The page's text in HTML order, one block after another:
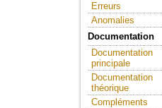
Erreurs
Anomalies
Documentation
Documentation
principale
Documentation
théorique
Compléments